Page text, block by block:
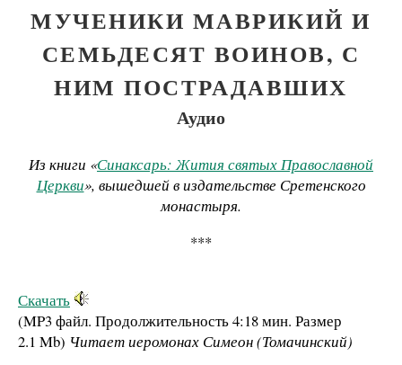
МУЧЕНИКИ МАВРИКИЙ И
СЕМЬДЕСЯТ ВОИНОВ, С
НИМ ПОСТРАДАВШИХ
Аудио
Из книги «Синаксарь: Жития святых Православной
Церкви», вышедшей в издательстве Сретенского
монастыря.
***
Скачать
(MP3 файл. Продолжительность4:18 мин. Размер
2.1 Mb) Читает иеромонах Симеон (Томачинский)